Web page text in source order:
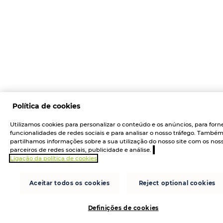
Política de cookies
Utilizamos cookies para personalizar o conteúdo e os anúncios, para
funcionalidades de redes sociais e para analisar o nosso tráfego. Também
partilhamos informações sobre a sua utilização do nosso site com os
parceiros de redes sociais, publicidade e análise.
Ligação da política de cookies
Aceitar todos os cookies Reject optional cookies
Definições de cookies